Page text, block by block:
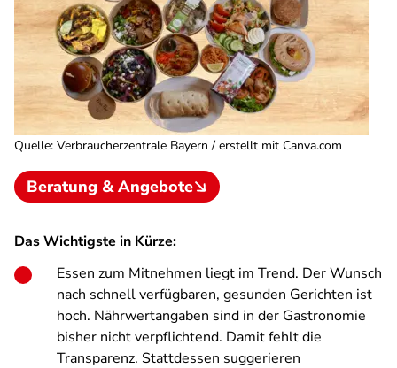
Quelle: Verbraucherzentrale Bayern / erstellt mit Canva.com
Beratung & Angebote
Das Wichtigste in Kürze:
Essen zum Mitnehmen liegt im Trend. Der Wunsch
nach schnell verfügbaren, gesunden Gerichten ist
hoch. Nährwertangaben sind in der Gastronomie
bisher nicht verpflichtend. Damit fehlt die
Transparenz. Stattdessen suggerieren